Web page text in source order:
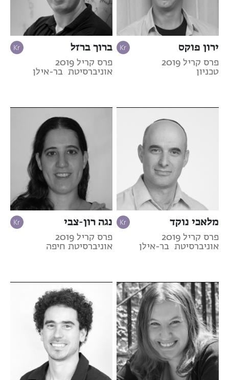
ירון פוקס
פרס קריל 2019
טכניון
ברוך ברזל
פרס קריל 2019
אוניברסיטת בר-אילן
מלאכי נוקד
פרס קריל 2019
אוניברסיטת בר-אילן
נגה רון-צבי
פרס קריל 2019
אוניברסיטת חיפה